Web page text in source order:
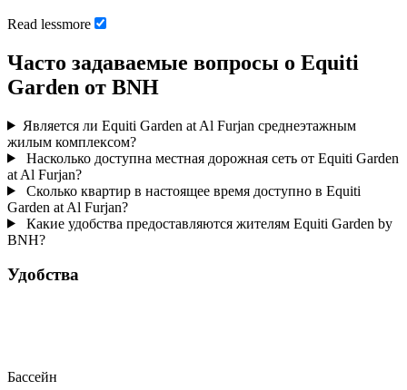
Read lessmore
Часто задаваемые вопросы о Equiti
Garden от BNH
Является ли Equiti Garden at Al Furjan среднеэтажным
жилым комплексом?
Насколько доступна местная дорожная сеть от Equiti Garden
at Al Furjan?
Сколько квартир в настоящее время доступно в Equiti
Garden at Al Furjan?
Какие удобства предоставляются жителям Equiti Garden by
BNH?
Удобства
Бассейн